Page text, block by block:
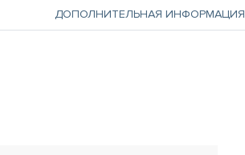
ДОПОЛНИТЕЛЬНАЯ ИНФОРМАЦИЯ